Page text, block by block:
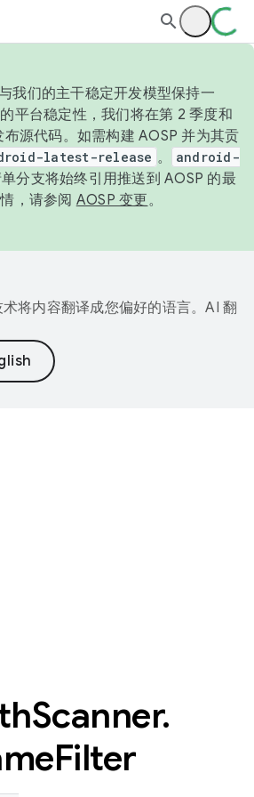
我们的主干稳定开发模型保持一
平台稳定性，我们将在第 2 季度和
源代码。如需构建 AOSP 并为其贡
latest-release 。
android-
分支将始终引用推送到 AOSP 的最
，请参阅 AOSP 变更。
将内容翻译成您偏好的语言。AI 翻
Scanner.
Filter